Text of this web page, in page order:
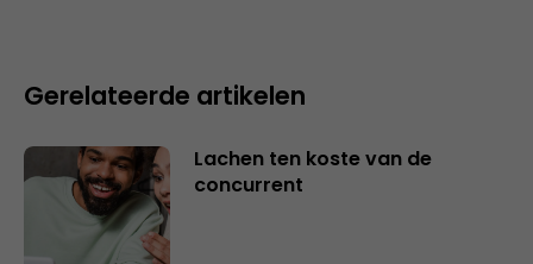
Gerelateerde artikelen
Lachen ten koste van de
concurrent